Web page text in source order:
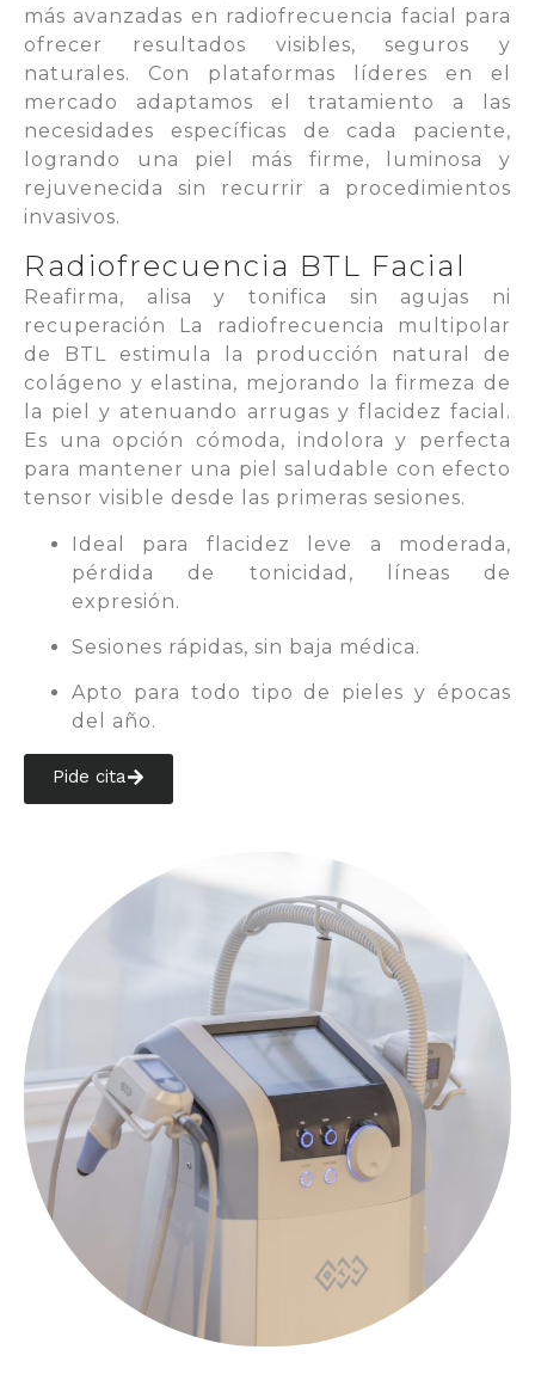
más avanzadas en radiofrecuencia facial para
ofrecer resultados visibles, seguros y
naturales. Con plataformas líderes en el
mercado adaptamos el tratamiento a las
necesidades específicas de cada paciente,
logrando una piel más firme, luminosa y
rejuvenecida sin recurrir a procedimientos
invasivos.
Radiofrecuencia BTL Facial
Reafirma, alisa y tonifica sin agujas ni
recuperación La radiofrecuencia multipolar
de BTL estimula la producción natural de
colágeno y elastina, mejorando la firmeza de
la piel y atenuando arrugas y flacidez facial.
Es una opción cómoda, indolora y perfecta
para mantener una piel saludable con efecto
tensor visible desde las primeras sesiones.
Ideal para flacidez leve a moderada,
pérdida de tonicidad, líneas de
expresión.
Sesiones rápidas, sin baja médica.
Apto para todo tipo de pieles y épocas
del año.
Pide cita